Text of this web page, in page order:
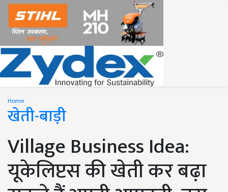
Home
खेती-बाड़ी
Village Business Idea:
यूकेलिप्टस की खेती कर बढ़ा